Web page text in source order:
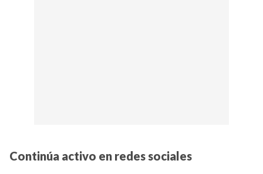
Continúa activo en redes sociales